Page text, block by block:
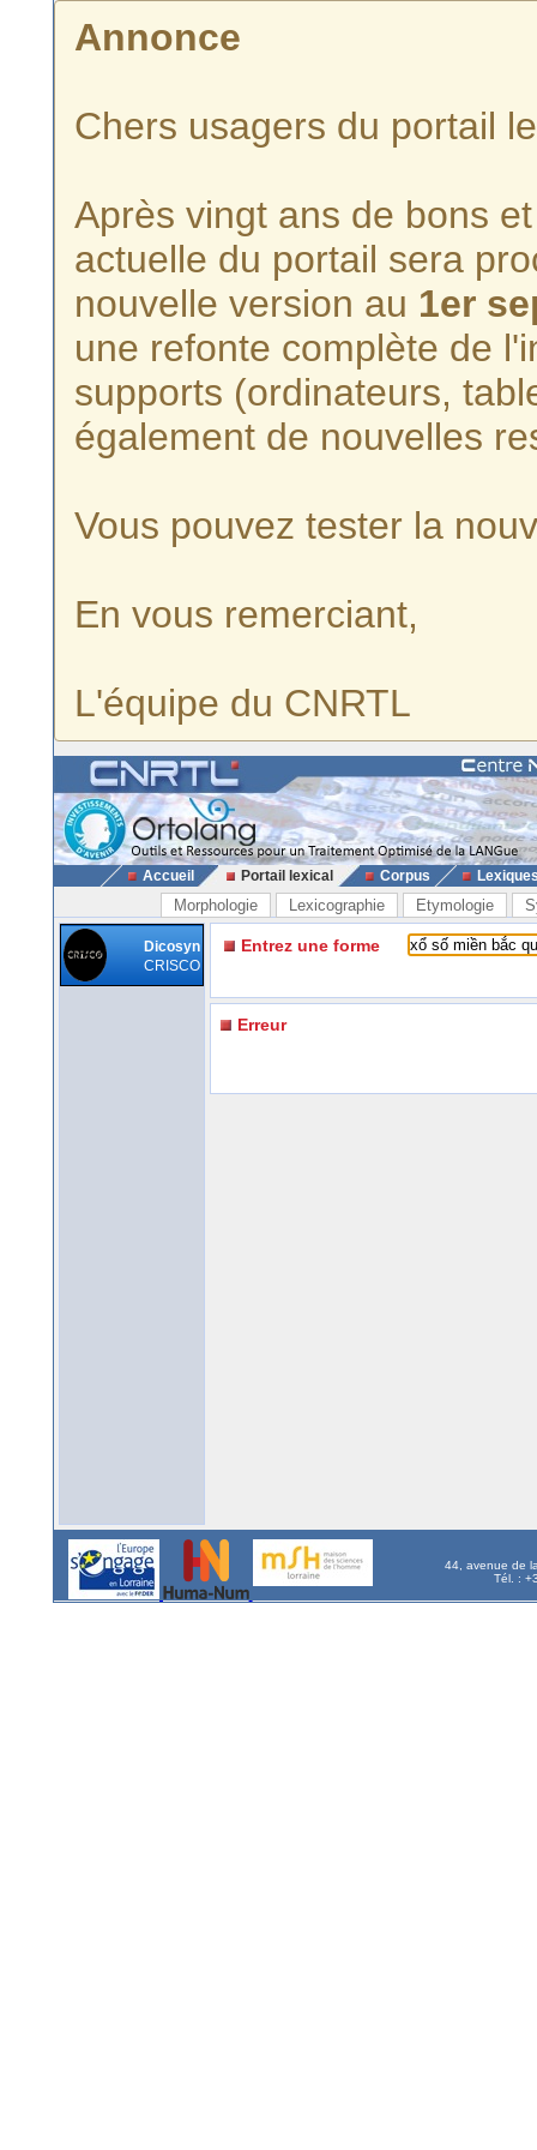
Annonce
Chers usagers du portail
Après vingt ans de bons
actuelle du portail sera
nouvelle version au 1er
une refonte complète de
supports (ordinateurs,
également de nouvelles
Vous pouvez tester la
En vous remerciant,
L'équipe du CNRTL
Accueil Portail lexical Corpus
Morphologie Lexicographie Etymologie
Dicosyn
CRISCO
Entrez une forme
Erreur
44, avenue de
Tél. :